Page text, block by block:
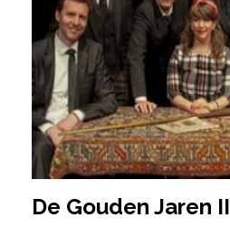
De Gouden Jaren II